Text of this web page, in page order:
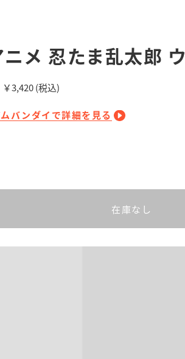
メ 忍たま乱太郎
￥3,420(税込)
バンダイで詳細を見る
在庫なし